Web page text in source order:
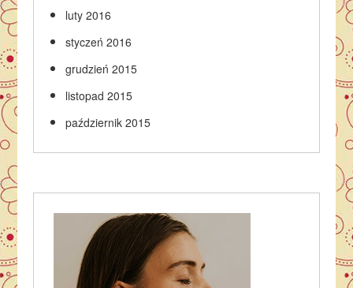
luty 2016
styczeń 2016
grudzień 2015
listopad 2015
październik 2015